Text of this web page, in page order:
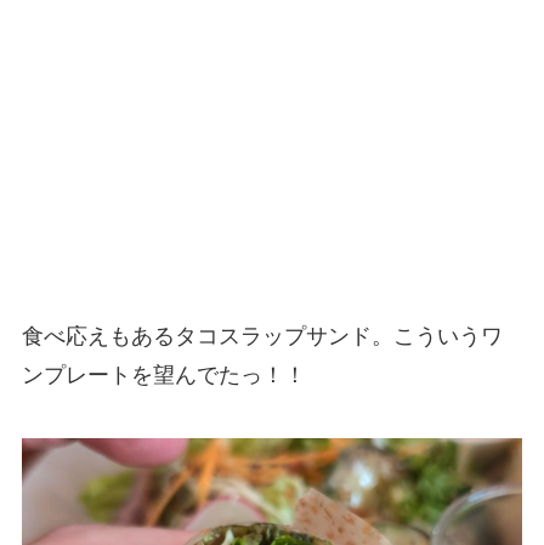
食べ応えもあるタコスラップサンド。こういうワ
ンプレートを望んでたっ！！